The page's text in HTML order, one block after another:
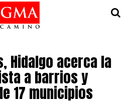
Hidalgo acerca la
a barrios y
17 municipios